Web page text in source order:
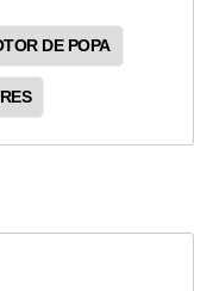
DE POPA